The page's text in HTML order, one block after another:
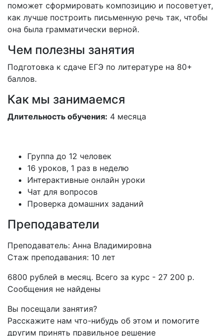
поможет сформировать композицию и посоветует,
как лучше построить письменную речь так, чтобы
она была грамматически верной.
Чем полезны занятия
Подготовка к сдаче ЕГЭ по литературе на 80+
баллов.
Как мы занимаемся
Длительность обучения: 4 месяца
Группа до 12 человек
16 уроков, 1 раз в неделю
Интерактивные онлайн уроки
Чат для вопросов
Проверка домашних заданий
Преподаватели
Преподаватель: Анна Владимировна
Стаж преподавания: 10 лет
6800 рублей в месяц. Всего за курс - 27 200 р.
Сообщения не найдены
Вы посещали занятия?
Расскажите нам что-нибудь об этом и помогите
другим принять правильное решение